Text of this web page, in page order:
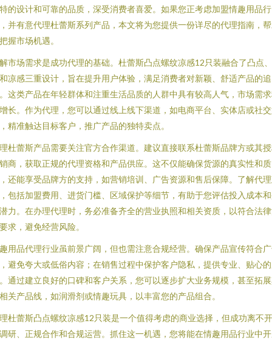
的设计和可靠的品质，深受消费者喜爱。如果您正考虑加盟情趣用品行
并有意代理杜蕾斯系列产品，本文将为您提供一份详尽的代理指南，
握市场机遇。
市场需求是成功代理的基础。杜蕾斯凸点螺纹凉感12只装融合了凸点
凉感三重设计，旨在提升用户体验，满足消费者对新颖、舒适产品的追
这类产品在年轻群体和注重生活品质的人群中具有较高人气，市场需
长。作为代理，您可以通过线上线下渠道，如电商平台、实体店或社
精准触达目标客户，推广产品的独特卖点。
杜蕾斯产品需要关注官方合作渠道。建议直接联系杜蕾斯品牌方或其
商，获取正规的代理资格和产品供应。这不仅能确保货源的真实性和质
还能享受品牌方的支持，如营销培训、广告资源和售后保障。了解代
包括加盟费用、进货门槛、区域保护等细节，有助于您评估投入成本
力。在办理代理时，务必准备齐全的营业执照和相关资质，以符合法
求，避免经营风险。
用品代理行业虽前景广阔，但也需注意合规经营。确保产品宣传符合
避免夸大或低俗内容；在销售过程中保护客户隐私，提供专业、贴心
通过建立良好的口碑和客户关系，您可以逐步扩大业务规模，甚至拓
关产品线，如润滑剂或情趣玩具，以丰富您的产品组合。
杜蕾斯凸点螺纹凉感12只装是一个值得考虑的商业选择，但成功离不
研、正规合作和合规运营。抓住这一机遇，您将能在情趣用品行业中